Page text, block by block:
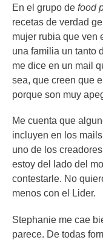
En el grupo de food
recetas de verdad
mujer rubia que ven
una familia un tanto
me dice en un mail
sea, que creen que
porque son muy
Me cuenta que
incluyen en los
uno de los
estoy del lado del
contestarle. No
menos con el Lider.
Stephanie me cae
parece. De todas